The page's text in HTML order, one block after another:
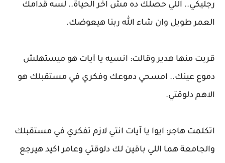
رجليكي.. اللي حصلك ده مش اخر الحياة.. لسه قدامك
العمر طويل وان شاء الله ربنا هيعوضك.
قربت منها هدير وقالت: انسيه يا آيات هو ميستهلش
دموع عينك.. امسحي دموعك وفكري في مستقبلك هو
الاهم دلوقتي.
اتكلمت هاجر: ايوا يا آيات انتي لازم تفكري في مستقبلك
والجامعة هما اللي باقين لك دلوقتي وعامر اكيد هيرجع